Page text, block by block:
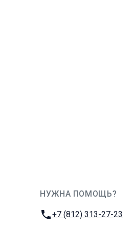
НУЖНА ПОМОЩЬ?
Телефон:
+7 (812) 313-27-23